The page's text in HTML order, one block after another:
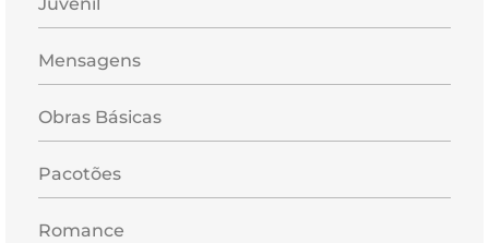
Mensagens
Obras Básicas
Pacotões
Romance